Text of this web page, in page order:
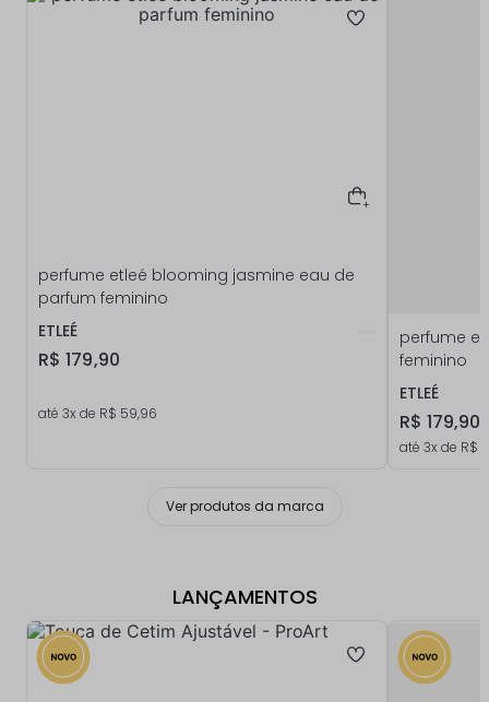
perfume etleé blooming jasmine eau de
parfum feminino
ETLEÉ
R$ 179,90
até 3x de R$ 59,96
perfume
feminino
ETLEÉ
R$ 179,90
até 3x de R$
Ver produtos da marca
LANÇAMENTOS